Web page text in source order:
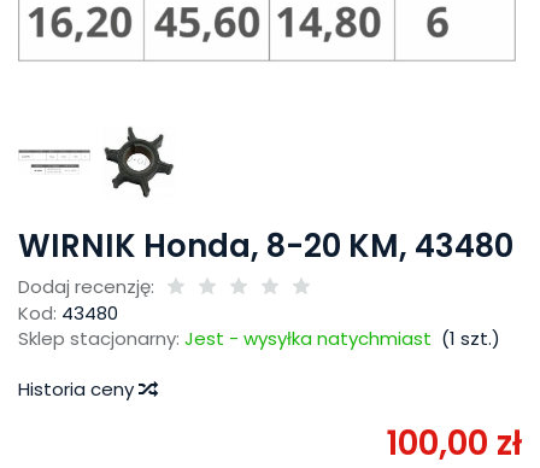
WIRNIK Honda, 8-20 KM, 43480
Dodaj recenzję:
Kod: 43480
Sklep stacjonarny: Jest - wysyłka natychmiast (1 szt.)
Historia ceny
100,00 zł